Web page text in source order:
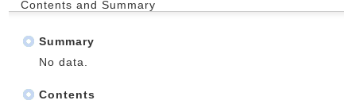
Contents and Summary
Summary
No data.
Contents